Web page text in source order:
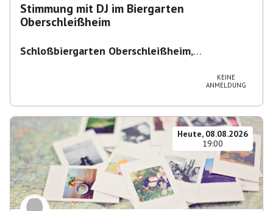
Stimmung mit DJ im Biergarten
Oberschleißheim
Schloßbiergarten Oberschleißheim,
KEINE
ANMELDUNG
Heute, 08.08.2026
19:00